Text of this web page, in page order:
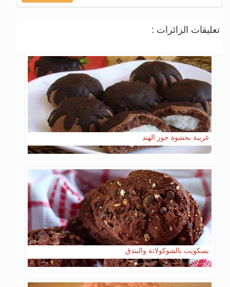
تعليقات الزائرات :
غريبة بحشوة جوز الهند
بسكويت بالشوكولاتة والبندق